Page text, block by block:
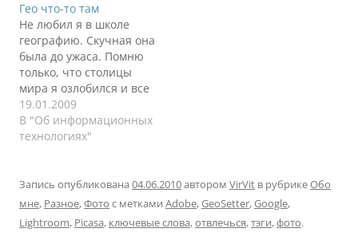
говорить, надо учиться,
а потом все само раз и
решается. И не надо как
бы уже говорить. Либо
можно потратить
больше времени, но
самому найти…
Гео что-то там
Не любил я в школе
географию. Скучная она
была до ужаса. Помню
только, что столицы
мира я озлобился и все
махом выучил с
форзаца учебника. Их
на тот момент 154
учить не нужно было,
только частями, по
материкам. Но уже было
поздно. Учительница
19.01.2009
В "Об информационных
технологиях"
Запись опубликована 04.06.2010автором VirVit в рубрикеОбо
мне, Разное,Фото с метками Adobe,GeoSetter,Google,
Lightroom, Picasa, ключевые слова,отвлечься,тэги,фото.